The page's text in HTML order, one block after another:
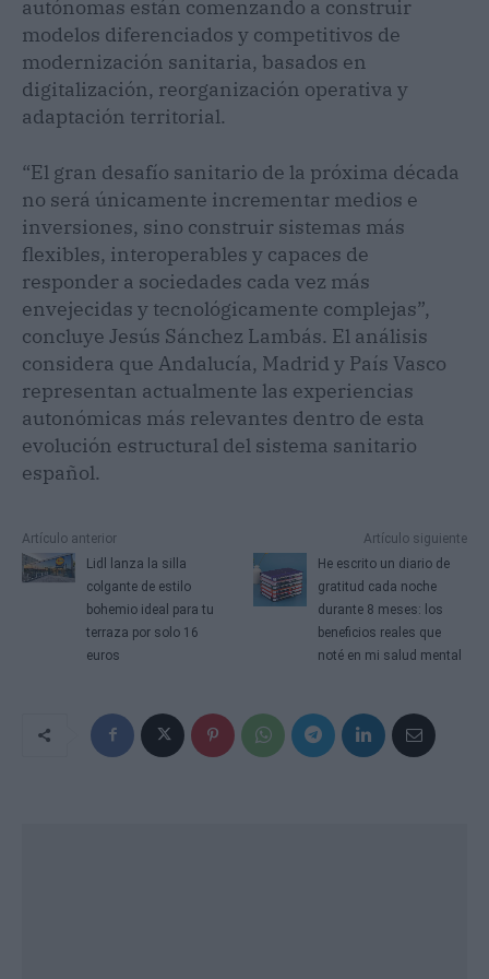
autónomas están comenzando a construir
modelos diferenciados y competitivos de
modernización sanitaria, basados en
digitalización, reorganización operativa y
adaptación territorial.
“El gran desafío sanitario de la próxima década
no será únicamente incrementar medios e
inversiones, sino construir sistemas más
flexibles, interoperables y capaces de
responder a sociedades cada vez más
envejecidas y tecnológicamente complejas”,
concluye Jesús Sánchez Lambás. El análisis
considera que Andalucía, Madrid y País Vasco
representan actualmente las experiencias
autonómicas más relevantes dentro de esta
evolución estructural del sistema sanitario
español.
Artículo anterior
Lidl lanza la silla
colgante de estilo
bohemio ideal para tu
terraza por solo 16
euros
Artículo siguiente
He escrito un diario de
gratitud cada noche
durante 8 meses: los
beneficios reales que
noté en mi salud mental